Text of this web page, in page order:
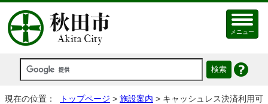
メニュー
現在の位置： トップページ > 施設案内 > キャッシュレス決済利用可